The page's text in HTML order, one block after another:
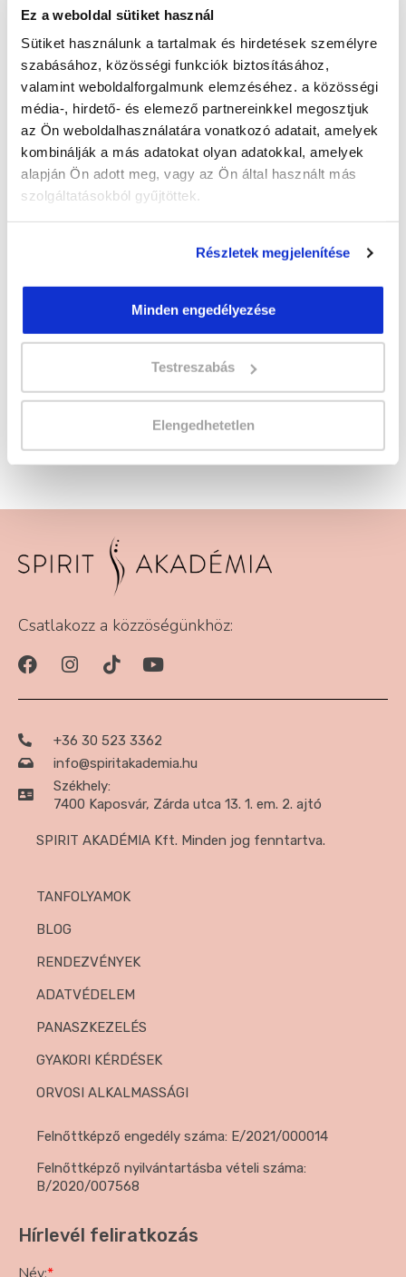
Ez a weboldal sütiket használ
Sütiket használunk a tartalmak és hirdetések személyre
szabásához, közösségi funkciók biztosításához,
valamint weboldalforgalmunk elemzéséhez. a közösségi
média-, hirdető- és elemező partnereinkkel megosztjuk
az Ön weboldalhasználatára vonatkozó adatait, amelyek
kombinálják a más adatokat olyan adatokkal, amelyek
alapján Ön adott meg, vagy az Ön által használt más
szolgáltatásokból gyűjtöttek.
Részletek megjelenítése
Minden engedélyezése
Testreszabás
Elengedhetetlen
Vác
Képzés ára:
500 000 Ft
Képzés típusa:
Szükséges iskolai végzettség:
érettségi
Jelentkezz az újSminkes és szempillaépítő
szakképesítés tanfolyamra! Kattints és
Sminkes és szempillaépítő szakképesítés,
képzésünket Spirit Beauty Kft. partnerünk
szervezi.
Csatlakozz a közzöségünkhöz:
+36 30 523 3362
info@spiritakademia.hu
Székhely:
7400 Kaposvár, Zárda utca 13. 1. em. 2. ajtó
SPIRIT AKADÉMIA Kft. Minden jog fenntartva.
TANFOLYAMOK
BLOG
RENDEZVÉNYEK
ADATVÉDELEM
PANASZKEZELÉS
GYAKORI KÉRDÉSEK
ORVOSI ALKALMASSÁGI
Felnőttképző engedély száma: E/2021/000014
Felnőttképző nyilvántartásba vételi száma:
B/2020/007568
Hírlevél feliratkozás